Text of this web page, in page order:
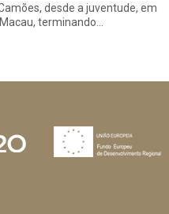
desde a juventude, em
terminando…